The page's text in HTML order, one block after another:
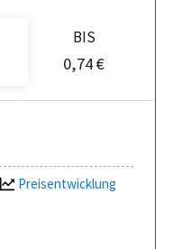
BIS
0,74 €
Preisentwicklung